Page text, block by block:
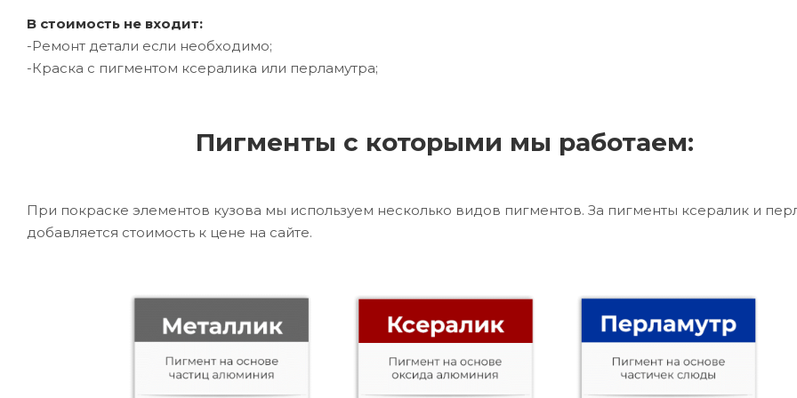
В стоимость не входит:
-Ремонт детали если необходимо;
-Краска с пигментом ксералика или перламутра;
Пигменты с которыми мы работаем:
При покраске элементов кузова мы используем несколько видов пигментов. За пигменты ксералик и
добавляется стоимость к цене на сайте.